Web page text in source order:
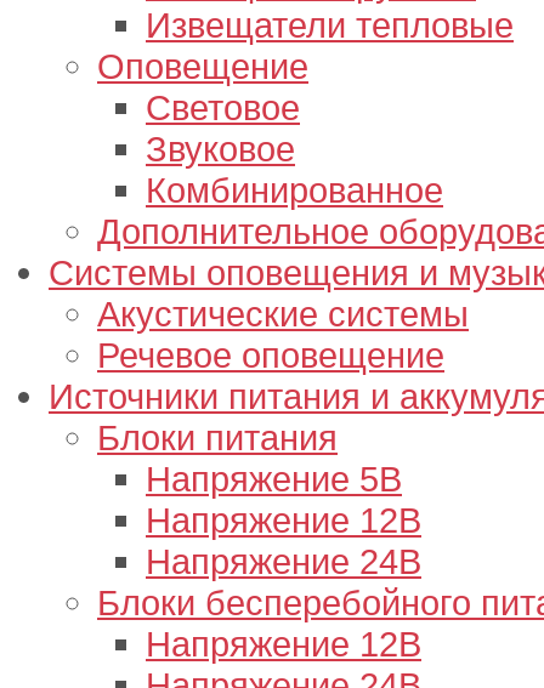
Извещатели тепловые
Оповещение
Световое
Звуковое
Комбинированное
Дополнительное
Системы оповещения и
Акустические системы
Речевое оповещение
Источники питания и
Блоки питания
Напряжение 5В
Напряжение 12В
Напряжение 24В
Блоки бесперебойного
Напряжение 12В